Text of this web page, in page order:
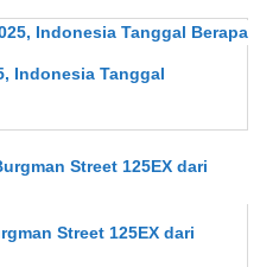
Indonesia Tanggal
Street 125EX dari